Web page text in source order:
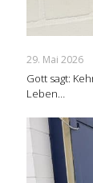
29. Mai 2026
Gott sagt:
Leben…